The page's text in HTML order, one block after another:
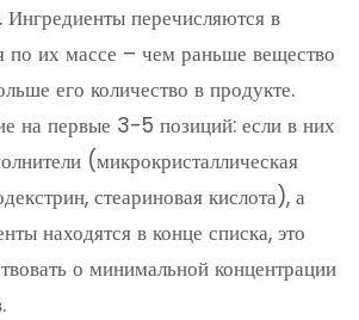
Ингредиенты перечисляются в
по их массе – чем раньше вещество
его количество в продукте.
на первые 3-5 позиций: если в них
(микрокристаллическая
стеариновая кислота), а
находятся в конце списка, это
о минимальной концентрации